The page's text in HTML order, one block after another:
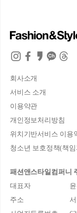
회사소개
서비스 소개
이용약관
개인정보처리방침
위치기반서비스 이용
청소년 보호정책(책
패션앤스타일컴퍼니
대표자
주소